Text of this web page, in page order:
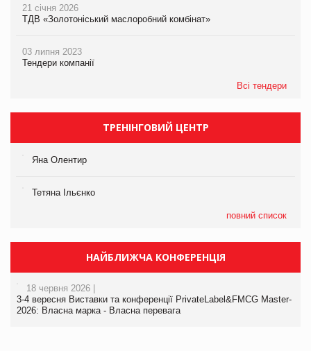
21 січня 2026
ТДВ «Золотоніський маслоробний комбінат»
03 липня 2023
Тендери компанії
Всі тендери
ТРЕНІНГОВИЙ ЦЕНТР
Яна Олентир
Тетяна Ільєнко
повний список
НАЙБЛИЖЧА КОНФЕРЕНЦІЯ
18 червня 2026 |
3-4 вересня Виставки та конференції PrivateLabel&FMCG Master-
2026: Власна марка - Власна перевага